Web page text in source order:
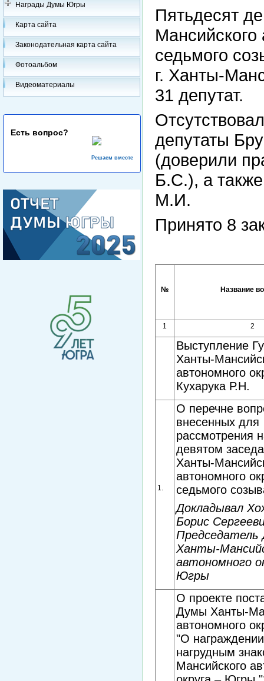
Награды Думы Югры
Карта сайта
Законодательная карта сайта
Фотоальбом
Видеоматериалы
Есть вопрос?
Решаем вместе
Пятьдесят
седьмого
г. Ханты-
31 депутат.
депутаты
(доверили
Б.С.), а
М.И.
Принято 8
№ Название
1 2
Выступление
Ханты-
автономного
Кухарука Р.Н.
1.
О перечне
внесенных для
рассмотрения
девятом
Ханты-
автономного
седьмого
Докладывал
Борис
Ханты-
автономного
Югры
О проекте
Думы Ханты-
автономного
"О
нагрудным
Мансийского